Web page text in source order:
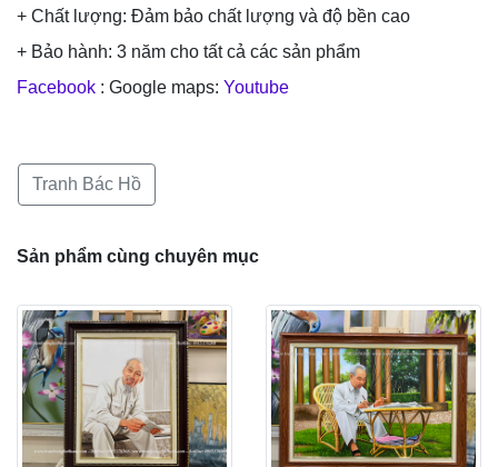
+ Chất lượng: Đảm bảo chất lượng và độ bền cao
+ Bảo hành: 3 năm cho tất cả các sản phẩm
Facebook : Google maps: Youtube
Tranh Bác Hồ
Sản phẩm cùng chuyên mục